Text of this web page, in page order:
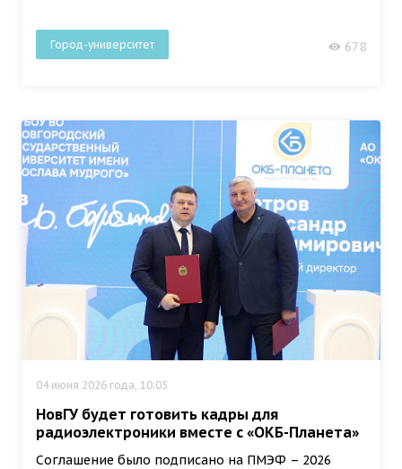
Город-университет 678
04 июня 2026 года, 10:05
НовГУ будет готовить кадры для
радиоэлектроники вместе с «ОКБ-Планета»
Соглашение было подписано на ПМЭФ – 2026